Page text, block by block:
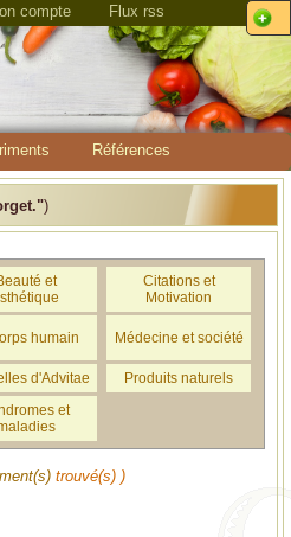
compte Flux rss
Références
)
et
Citations et
Motivation
humain Médecine et société
d'Advitae Produits naturels
et
trouvé(s) )